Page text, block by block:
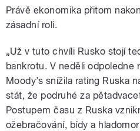
Právě ekonomika přitom
zásadní roli.
„Už v tuto chvíli Rusko stojí
bankrotu. V neděli odpoledne
Moody’s snížila rating Ruska
stát, že podruhé za
Postupem času z Ruska
ožebračování, bídy a